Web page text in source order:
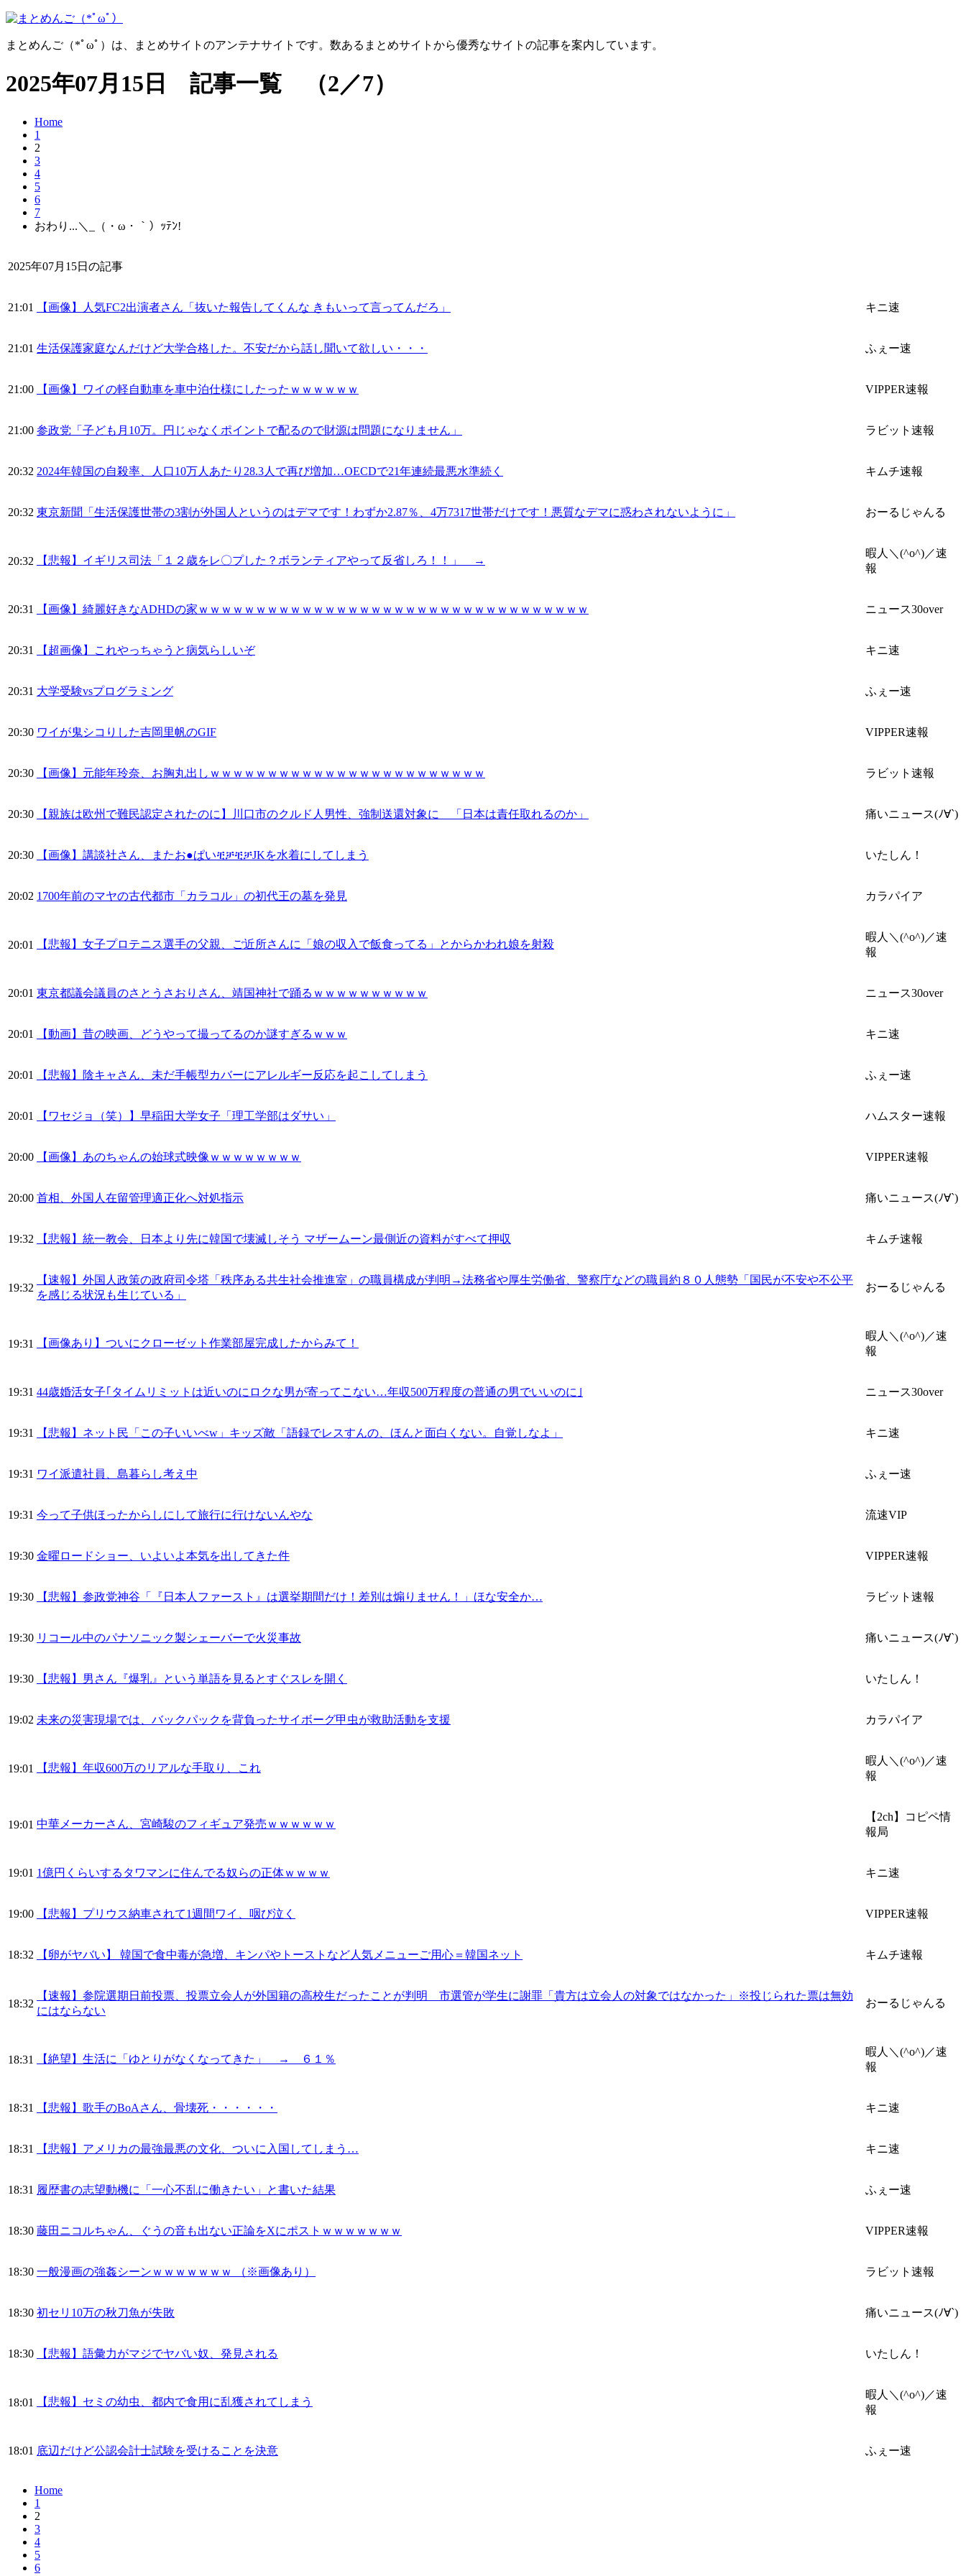
まとめんご（*ﾟωﾟ）は、まとめサイトのアンテナサイトです。数あるまとめサイトから優秀なサイトの記事を案内しています。
2025年07月15日 記事一覧 （2／7）
Home
1
2
3
4
5
6
7
おわり...＼_（・ω・｀）ｯﾃﾝ!
2025年07月15日の記事
21:01 【画像】人気FC2出演者さん「抜いた報告してくんな きもいって言ってんだろ」 キニ速
21:01 生活保護家庭なんだけど大学合格した。不安だから話し聞いて欲しい・・・ ふぇー速
21:00 【画像】ワイの軽自動車を車中泊仕様にしたったｗｗｗｗｗｗ VIPPER速報
21:00 参政党「子ども月10万。円じゃなくポイントで配るので財源は問題になりません」 ラビット速報
20:32 2024年韓国の自殺率、人口10万人あたり28.3人で再び増加…OECDで21年連続最悪水準続く キムチ速報
20:32 東京新聞「生活保護世帯の3割が外国人というのはデマです！わずか2.87％、4万7317世帯だけです！悪質なデマに惑わされないように」 おーるじゃんる
20:32 【悲報】イギリス司法「１２歳をレ〇プした？ボランティアやって反省しろ！！」 →
暇人＼(^o^)／速
報
20:31 【画像】綺麗好きなADHDの家ｗｗｗｗｗｗｗｗｗｗｗｗｗｗｗｗｗｗｗｗｗｗｗｗｗｗｗｗｗｗｗｗｗｗ ニュース30over
20:31 【超画像】これやっちゃうと病気らしいぞ キニ速
20:31 大学受験vsプログラミング ふぇー速
20:30 ワイが鬼シコりした吉岡里帆のGIF VIPPER速報
20:30 【画像】元能年玲奈、お胸丸出しｗｗｗｗｗｗｗｗｗｗｗｗｗｗｗｗｗｗｗｗｗｗｗｗ ラビット速報
20:30 【親族は欧州で難民認定されたのに】川口市のクルド人男性、強制送還対象に 「日本は責任取れるのか」 痛いニュース(ﾉ∀`)
20:30 【画像】講談社さん、またお●ぱいቺቻቺቻJKを水着にしてしまう いたしん！
20:02 1700年前のマヤの古代都市「カラコル」の初代王の墓を発見 カラパイア
20:01 【悲報】女子プロテニス選手の父親、ご近所さんに「娘の収入で飯食ってる」とからかわれ娘を射殺
暇人＼(^o^)／速
報
20:01 東京都議会議員のさとうさおりさん、靖国神社で踊るｗｗｗｗｗｗｗｗｗｗ ニュース30over
20:01 【動画】昔の映画、どうやって撮ってるのか謎すぎるｗｗｗ キニ速
20:01 【悲報】陰キャさん、未だ手帳型カバーにアレルギー反応を起こしてしまう ふぇー速
20:01 【ワセジョ（笑）】早稲田大学女子「理工学部はダサい」 ハムスター速報
20:00 【画像】あのちゃんの始球式映像ｗｗｗｗｗｗｗｗ VIPPER速報
20:00 首相、外国人在留管理適正化へ対処指示 痛いニュース(ﾉ∀`)
19:32 【悲報】統一教会、日本より先に韓国で壊滅しそう マザームーン最側近の資料がすべて押収 キムチ速報
19:32
【速報】外国人政策の政府司令塔「秩序ある共生社会推進室」の職員構成が判明→法務省や厚生労働省、警察庁などの職員約８０人態勢「国民が不安や不公平
を感じる状況も生じている」
おーるじゃんる
19:31 【画像あり】ついにクローゼット作業部屋完成したからみて！
暇人＼(^o^)／速
報
19:31 44歳婚活女子｢タイムリミットは近いのにロクな男が寄ってこない…年収500万程度の普通の男でいいのに｣ ニュース30over
19:31 【悲報】ネット民「この子いいべw」キッズ敵「語録でレスすんの、ほんと面白くない。自覚しなよ」 キニ速
19:31 ワイ派遣社員、島暮らし考え中 ふぇー速
19:31 今って子供ほったからしにして旅行に行けないんやな 流速VIP
19:30 金曜ロードショー、いよいよ本気を出してきた件 VIPPER速報
19:30 【悲報】参政党神谷「『日本人ファースト』は選挙期間だけ！差別は煽りません！」ほな安全か… ラビット速報
19:30 リコール中のパナソニック製シェーバーで火災事故 痛いニュース(ﾉ∀`)
19:30 【悲報】男さん『爆乳』という単語を見るとすぐスレを開く いたしん！
19:02 未来の災害現場では、バックパックを背負ったサイボーグ甲虫が救助活動を支援 カラパイア
19:01 【悲報】年収600万のリアルな手取り、これ
暇人＼(^o^)／速
報
19:01 中華メーカーさん、宮崎駿のフィギュア発売ｗｗｗｗｗｗ
【2ch】コピペ情
報局
19:01 1億円くらいするタワマンに住んでる奴らの正体ｗｗｗｗ キニ速
19:00 【悲報】プリウス納車されて1週間ワイ、咽び泣く VIPPER速報
18:32 【卵がヤバい】 韓国で食中毒が急増、キンパやトーストなど人気メニューご用心＝韓国ネット キムチ速報
18:32
【速報】参院選期日前投票、投票立会人が外国籍の高校生だったことが判明 市選管が学生に謝罪「貴方は立会人の対象ではなかった」※投じられた票は無効
にはならない
おーるじゃんる
18:31 【絶望】生活に「ゆとりがなくなってきた」 → ６１％
暇人＼(^o^)／速
報
18:31 【悲報】歌手のBoAさん、骨壊死・・・・・・ キニ速
18:31 【悲報】アメリカの最強最悪の文化、ついに入国してしまう… キニ速
18:31 履歴書の志望動機に「一心不乱に働きたい」と書いた結果 ふぇー速
18:30 藤田ニコルちゃん、ぐうの音も出ない正論をXにポストｗｗｗｗｗｗｗ VIPPER速報
18:30 一般漫画の強姦シーンｗｗｗｗｗｗｗ （※画像あり） ラビット速報
18:30 初セリ10万の秋刀魚が失敗 痛いニュース(ﾉ∀`)
18:30 【悲報】語彙力がマジでヤバい奴、発見される いたしん！
18:01 【悲報】セミの幼虫、都内で食用に乱獲されてしまう
暇人＼(^o^)／速
報
18:01 底辺だけど公認会計士試験を受けることを決意 ふぇー速
Home
1
2
3
4
5
6